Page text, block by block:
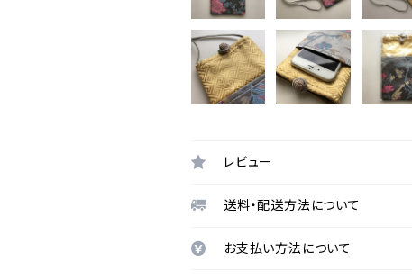
レビュー
送料・配送方法について
お支払い方法について